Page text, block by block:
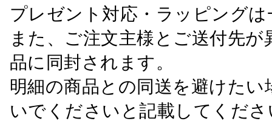
プレゼント対応・ラッピング
また、ご注文主様とご送付先
品に同封されます。
明細の商品との同送を避けた
いでくださいと記載してくださ